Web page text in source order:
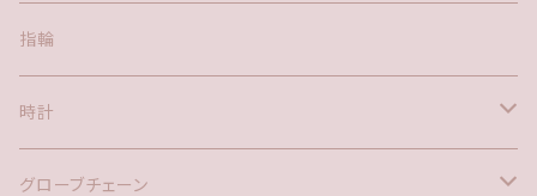
ポスト
指輪
時計
バックチャーム
グローブチェーン